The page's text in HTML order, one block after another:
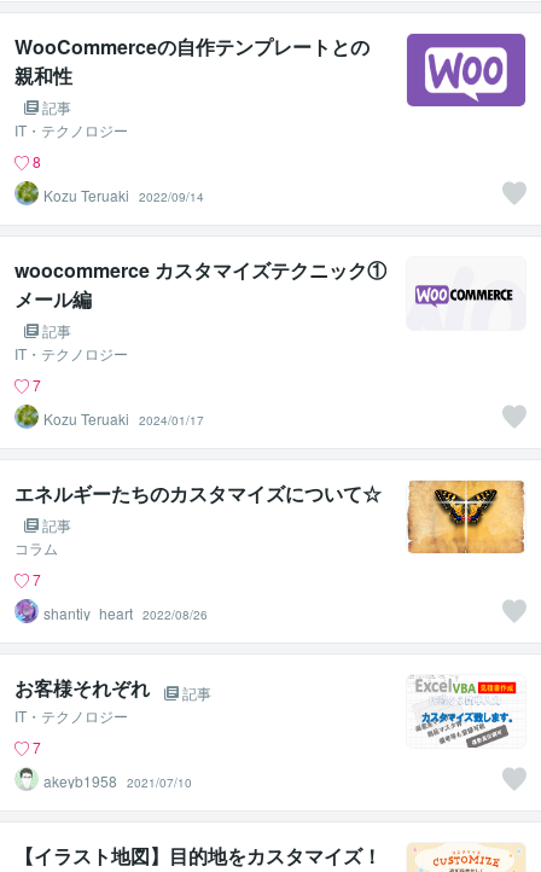
WooCommerceの自作テンプレートとの
親和性
記事
IT・テクノロジー
8
Kozu Teruaki
2022/09/14
woocommerce カスタマイズテクニック①
メール編
記事
IT・テクノロジー
7
Kozu Teruaki
2024/01/17
エネルギーたちのカスタマイズについて☆
記事
コラム
7
shantiy_heart 2022/08/26
お客様それぞれ
記事
IT・テクノロジー
7
akeyb1958
2021/07/10
【イラスト地図】目的地をカスタマイズ！